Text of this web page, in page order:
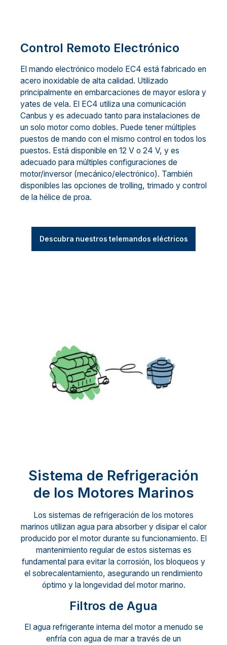
Control Remoto Electrónico
El mando electrónico modelo EC4 está fabricado en
acero inoxidable de alta calidad. Utilizado
principalmente en embarcaciones de mayor eslora y
yates de vela. El EC4 utiliza una comunicación
Canbus y es adecuado tanto para instalaciones de
un solo motor como dobles. Puede tener múltiples
puestos de mando con el mismo control en todos los
puestos. Está disponible en 12 V o 24 V, y es
adecuado para múltiples configuraciones de
motor/inversor (mecánico/electrónico). También
disponibles las opciones de trolling, trimado y control
de la hélice de proa.
Descubra nuestros telemandos eléctricos
Sistema de Refrigeración
de los Motores Marinos
Los sistemas de refrigeración de los motores
marinos utilizan agua para absorber y disipar el calor
producido por el motor durante su funcionamiento. El
mantenimiento regular de estos sistemas es
fundamental para evitar la corrosión, los bloqueos y
el sobrecalentamiento, asegurando un rendimiento
óptimo y la longevidad del motor marino.
Filtros de Agua
El agua refrigerante interna del motor a menudo se
enfría con agua de mar a través de un